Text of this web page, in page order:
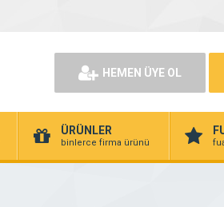
HEMEN ÜYE OL
ÜRÜNLER
binlerce firma ürünü